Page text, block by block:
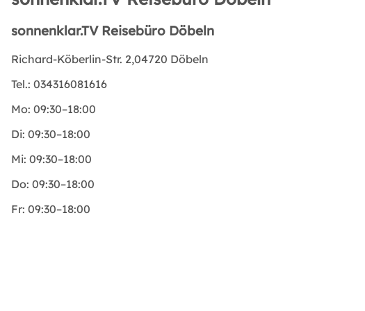
sonnenklar.TV Reisebüro Döbeln
Richard-Köberlin-Str. 2,04720 Döbeln
Tel.: 034316081616
Mo: 09:30–18:00
Di: 09:30–18:00
Mi: 09:30–18:00
Do: 09:30–18:00
Fr: 09:30–18:00